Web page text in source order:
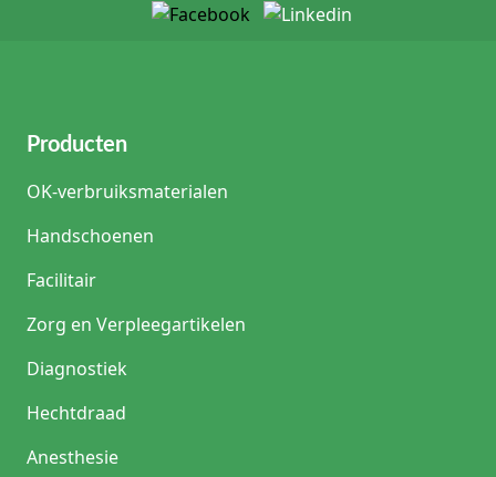
Producten
OK-verbruiksmaterialen
Handschoenen
Facilitair
Zorg en Verpleegartikelen
Diagnostiek
Hechtdraad
Anesthesie